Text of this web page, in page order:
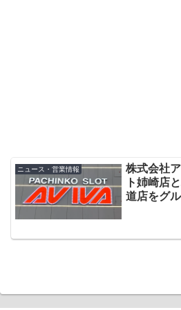
ニュース・営業情報
株式会社
ト姉崎店
道店をグ